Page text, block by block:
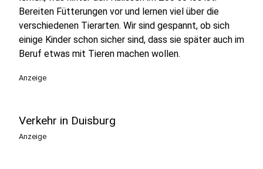
Bereiten Fütterungen vor und lernen viel über die
verschiedenen Tierarten. Wir sind gespannt, ob sich
einige Kinder schon sicher sind, dass sie später auch im
Beruf etwas mit Tieren machen wollen.
Anzeige
Verkehr in Duisburg
Anzeige